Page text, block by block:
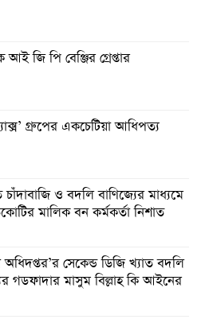
জি পি বেঞ্জির গ্রেপ্তার
গ্রুপের একচেটিয়া আধিপত্য
চাঁদাবাজি ও বদলি বাণিজ্যের মাধ্যমে
মালিক বন কর্মকর্তা নিশাত
অধিদপ্তর’র সেকেন্ড ডিজি খ্যাত বদলি
গডফাদার মাসুম বিল্লাহ কি আইনের